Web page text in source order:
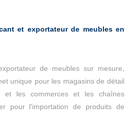
et exportateur de meubles en
de meubles sur mesure,
unique pour les magasins de détail
et les commerces et les chaînes
pour l'importation de produits de